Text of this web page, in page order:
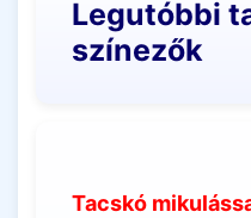
Legutóbbi
színezők
Tacskó